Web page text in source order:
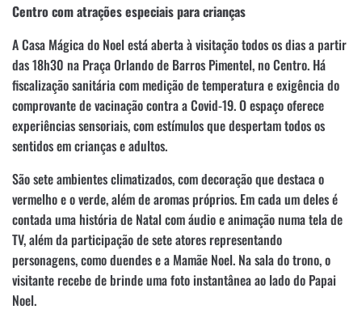
Centro com atrações especiais para crianças
A Casa Mágica do Noel está aberta à visitação todos os dias a partir
das 18h30 na Praça Orlando de Barros Pimentel, no Centro. Há
fiscalização sanitária com medição de temperatura e exigência do
comprovante de vacinação contra a Covid-19. O espaço oferece
experiências sensoriais, com estímulos que despertam todos os
sentidos em crianças e adultos.
São sete ambientes climatizados, com decoração que destaca o
vermelho e o verde, além de aromas próprios. Em cada um deles é
contada uma história de Natal com áudio e animação numa tela de
TV, além da participação de sete atores representando
personagens, como duendes e a Mamãe Noel. Na sala do trono, o
visitante recebe de brinde uma foto instantânea ao lado do Papai
Noel.